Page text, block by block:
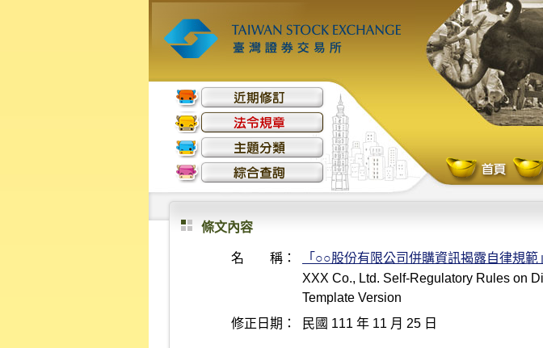
條文內容
名 稱： 「○○股份有限公司併購資訊揭露自律規範
XXX Co., Ltd. Self-Regulatory Rules on
Template Version
修正日期：
民國 111 年 11 月 25 日